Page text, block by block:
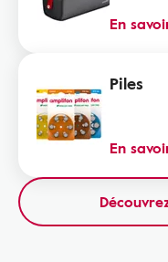
En
Piles
En